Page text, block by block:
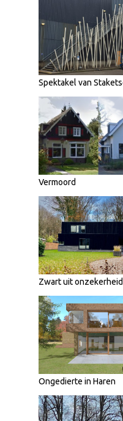
Spektakel van
Vermoord
Zwart uit
Ongedierte in Haren